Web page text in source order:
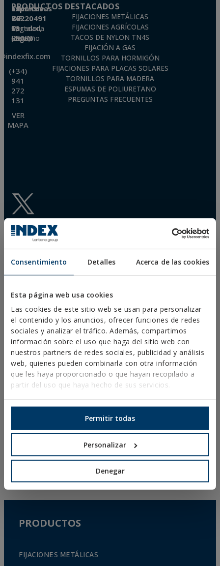
Consentimiento Detalles Acerca de las cookies
Esta página web usa cookies
Las cookies de este sitio web se usan para personalizar
el contenido y los anuncios, ofrecer funciones de redes
sociales y analizar el tráfico. Además, compartimos
información sobre el uso que haga del sitio web con
nuestros partners de redes sociales, publicidad y análisis
web, quienes pueden combinarla con otra información
que les haya proporcionado o que hayan recopilado a
partir del uso que haya hecho de sus servicios.
Permitir todas
Personalizar
Denegar
Técnicas Expansivas S.L.
CIF: B-26220491
P. I. La Portalada II, C/ Segador, 13
26006 · Logroño (La Rioja) · SPAIN
(+34)
941
272
131
VER
MAPA
PRODUCTOS DESTACADOS
FIJACIONES METÁLICAS
FIJACIONES AGRÍCOLAS
TACOS DE NYLON TN4S
FIJACIÓN A GAS
TORNILLOS PARA HORMIGÓN
FIJACIONES PARA PLACAS SOLARES
TORNILLOS PARA MADERA
ESPUMAS DE POLIURETANO
PREGUNTAS FRECUENTES
DESCARGAS
FICHAS TÉCNICAS
FICHAS DE SEGURIDAD
HOMOLOGACIONES
DOP
SOFTWARE
DOCUMENTOS CAD
RECURSOS CYPE
Política de Privacidad
Política de Cookies
Condiciones de Venta España
Canal Ético
PRODUCTOS
FIJACIONES METÁLICAS